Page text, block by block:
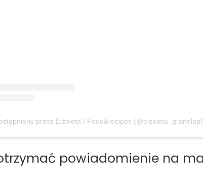
przez Elżbieta I Food&recipes
powiadomienie na